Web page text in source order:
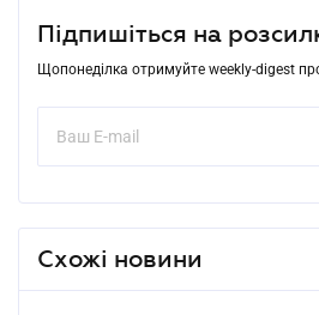
Підпишіться на
Щопонеділка отримуйте weekly-digest
Схожі новини